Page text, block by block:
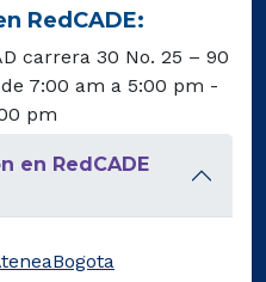
RedCADE:
carrera 30 No. 25 – 90
7:00 am a 5:00 pm -
pm
en RedCADE